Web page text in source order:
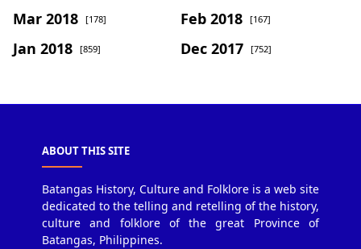
Mar 2018 [178] Feb 2018 [167]
Jan 2018 [859] Dec 2017 [752]
ABOUT THIS SITE
Batangas History, Culture and Folklore is a web site
dedicated to the telling and retelling of the history,
culture and folklore of the great Province of
Batangas, Philippines.